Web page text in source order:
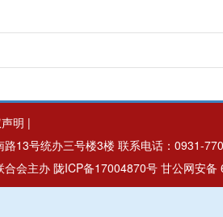
明 |
路13号统办三号楼3楼 联系电话：0931-
合会主办 陇ICP备17004870号 甘公网安备